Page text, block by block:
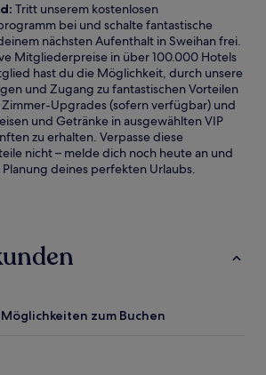
Tritt unserem kostenlosen
bei und schalte fantastische
nächsten Aufenthalt in Sweihan frei.
Mitgliederpreise in über 100.000 Hotels
hast du die Möglichkeit, durch unsere
und Zugang zu fantastischen Vorteilen
Upgrades (sofern verfügbar) und
und Getränke in ausgewählten VIP
zu erhalten. Verpasse diese
nicht – melde dich noch heute an und
deines perfekten Urlaubs.
zum Buchen